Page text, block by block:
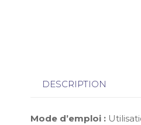
DESCRIPTION
Mode d’emploi :